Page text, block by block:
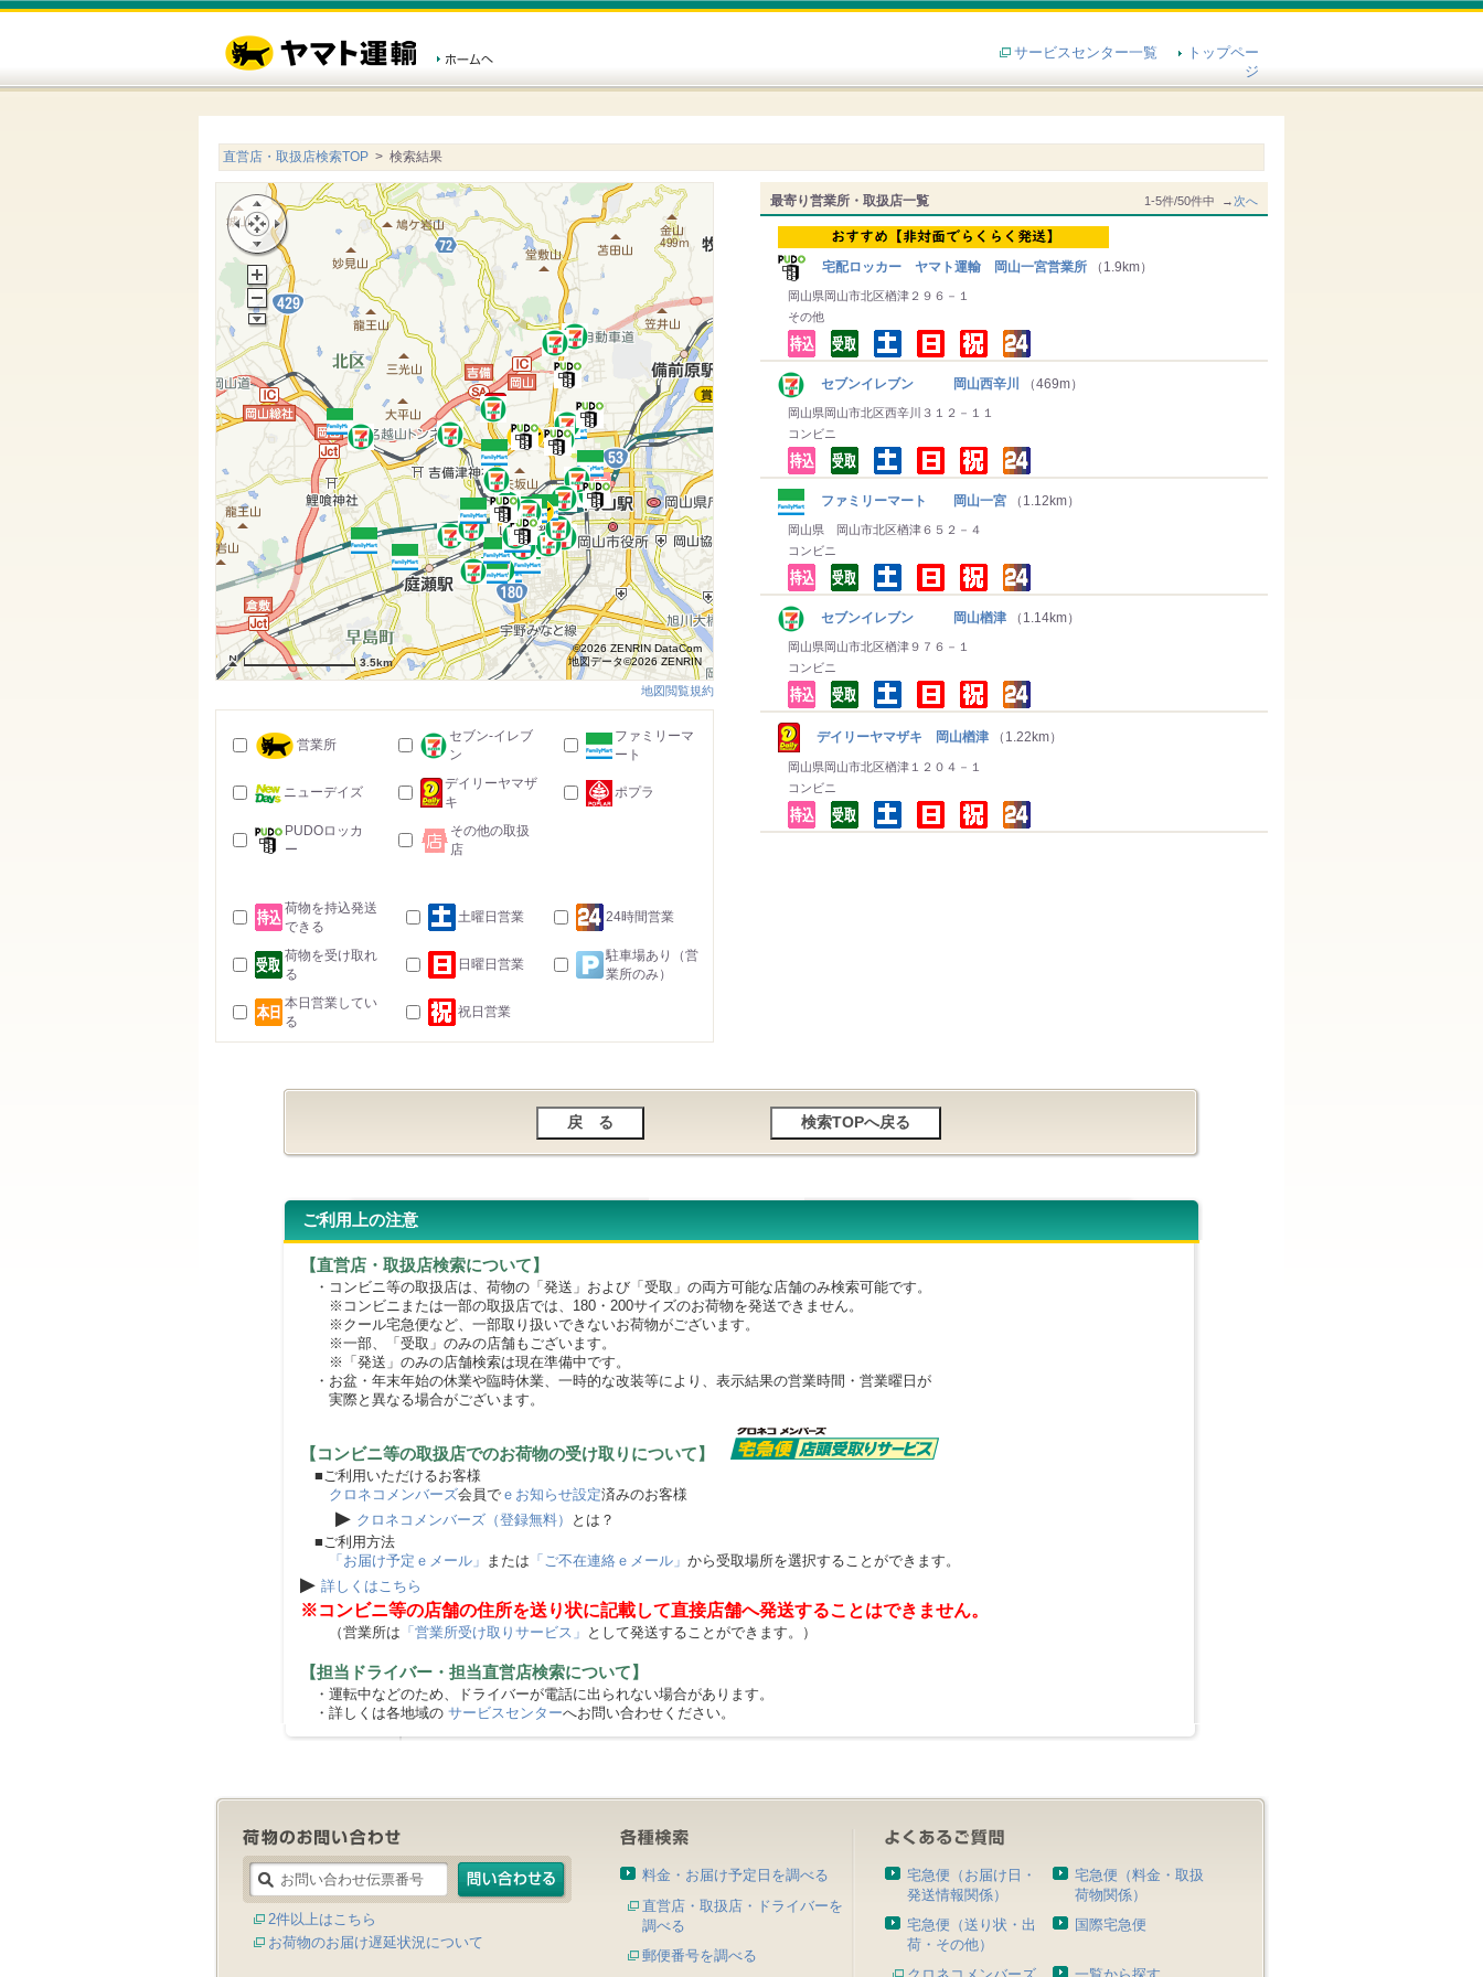
サービスセンター一覧
トップペー
ジ
直営店・取扱店検索TOP > 検索結果
最寄り営業所・取扱店一覧 1-5件/50件中 →次へ
宅配ロッカー ヤマト運輸 岡山一宮営業所 （1.9km）
岡山県岡山市北区楢津２９６－１
その他
セブンイレブン 岡山西辛川 （469m）
岡山県岡山市北区西辛川３１２－１１
コンビニ
ファミリーマート 岡山一宮 （1.12km）
岡山県 岡山市北区楢津６５２－４
コンビニ
セブンイレブン 岡山楢津 （1.14km）
岡山県岡山市北区楢津９７６－１
コンビニ
デイリーヤマザキ 岡山楢津 （1.22km）
岡山県岡山市北区楢津１２０４－１
コンビニ
3.5km
©2026 ZENRIN DataCom
地図データ©2026 ZENRIN
地図閲覧規約
営業所
セブン-イレブ
ン
ファミリーマ
ート
ニューデイズ
デイリーヤマザ
キ
ポプラ
PUDOロッカ
ー
その他の取扱
店
荷物を持込発送
できる
土曜日営業 24時間営業
荷物を受け取れ
る
日曜日営業
駐車場あり（営
業所のみ）
本日営業してい
る
祝日営業
ご利用上の注意
【直営店・取扱店検索について】
・コンビニ等の取扱店は、荷物の「発送」および「受取」の両方可能な店舗のみ検索可能です。
※コンビニまたは一部の取扱店では、180・200サイズのお荷物を発送できません。
※クール宅急便など、一部取り扱いできないお荷物がございます。
※一部、「受取」のみの店舗もございます。
※「発送」のみの店舗検索は現在準備中です。
・お盆・年末年始の休業や臨時休業、一時的な改装等により、表示結果の営業時間・営業曜日が
実際と異なる場合がございます。
【コンビニ等の取扱店でのお荷物の受け取りについて】
■ご利用いただけるお客様
クロネコメンバーズ会員で ｅお知らせ設定済みのお客様
▶ クロネコメンバーズ（登録無料）
とは？
■ご利用方法
「お届け予定ｅメール」 または 「ご不在連絡ｅメール」 から受取場所を選択することができます。
▶ 詳しくはこちら
※コンビニ等の店舗の住所を送り状に記載して直接店舗へ発送することはできません。
（営業所は 「営業所受け取りサービス」 として発送することができます。）
【担当ドライバー・担当直営店検索について】
・運転中などのため、ドライバーが電話に出られない場合があります。
・詳しくは各地域の サービスセンターへお問い合わせください。
2件以上はこちら
お荷物のお届け遅延状況について
料金・お届け予定日を調べる
直営店・取扱店・ドライバーを
調べる
郵便番号を調べる
宅急便（お届け日・
発送情報関係）
宅急便（料金・取扱
荷物関係）
宅急便（送り状・出
荷・その他）
国際宅急便